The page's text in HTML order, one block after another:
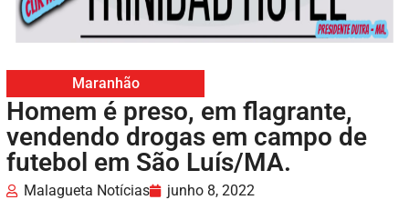
Maranhão
Homem é preso, em flagrante,
vendendo drogas em campo de
futebol em São Luís/MA.
Malagueta Notícias junho 8, 2022